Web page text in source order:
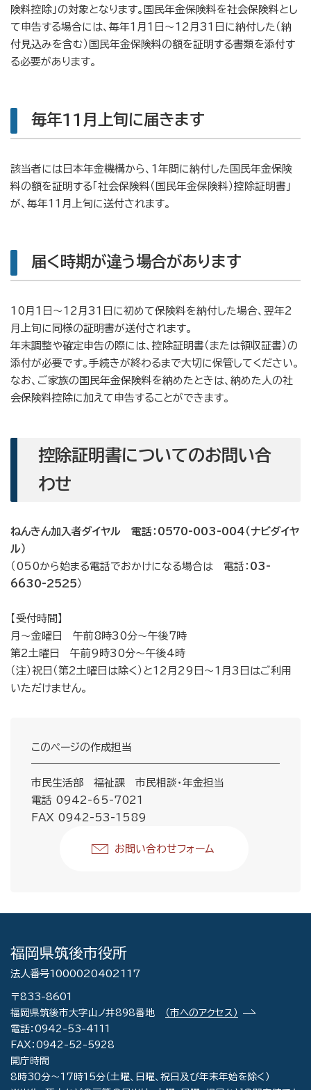
険料控除」の対象となります。国民年金保険料を社会保険料とし
て申告する場合には、毎年1月1日～12月31日に納付した（納
付見込みを含む）国民年金保険料の額を証明する書類を添付す
る必要があります。
毎年11月上旬に届きます
該当者には日本年金機構から、1年間に納付した国民年金保険
料の額を証明する「社会保険料（国民年金保険料）控除証明書」
が、毎年11月上旬に送付されます。
届く時期が違う場合があります
10月1日～12月31日に初めて保険料を納付した場合、翌年2
月上旬に同様の証明書が送付されます。
年末調整や確定申告の際には、控除証明書（または領収証書）の
添付が必要です。手続きが終わるまで大切に保管してください。
なお、ご家族の国民年金保険料を納めたときは、納めた人の社
会保険料控除に加えて申告することができます。
控除証明書についてのお問い合
わせ
ねんきん加入者ダイヤル 電話：0570-003-004（ナビダイヤ
ル）
（050から始まる電話でおかけになる場合は 電話： 03-
6630-2525 ）
【受付時間】
月～金曜日 午前8時30分～午後7時
第2土曜日 午前9時30分～午後4時
（注）祝日（第2土曜日は除く）と12月29日～1月3日はご利用
いただけません。
このページの作成担当
市民生活部 福祉課 市民相談・年金担当
電話 0942-65-7021
FAX 0942-53-1589
お問い合わせフォーム
福岡県筑後市役所
法人番号1000020402117
〒833-8601
福岡県筑後市大字山ノ井898番地
（市へのアクセス）
電話：0942-53-4111
FAX：0942-52-5928
開庁時間
8時30分～17時15分（土曜、日曜、祝日及び年末年始を除く）